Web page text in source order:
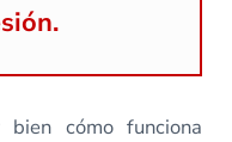
cómo funciona